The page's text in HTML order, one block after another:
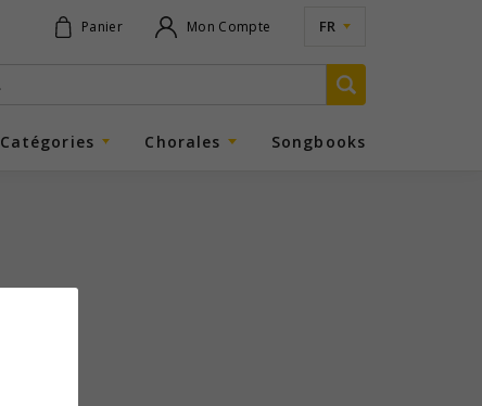
Panier Mon Compte FR
Catégories Chorales Songbooks